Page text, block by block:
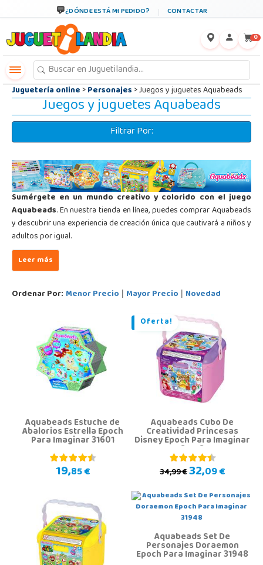
¿DÓNDE ESTÁ MI PEDIDO? CONTACTAR
0
Juguetería online>Personajes> Juegos y juguetes Aquabeads
Juegos y juguetes Aquabeads
Filtrar Por:
Sumérgete en un mundo creativo y colorido con el juego
Aquabeads. En nuestra tienda en línea, puedes comprar Aquabeads
y descubrir una experiencia de creación única que cautivará a niños y
adultos por igual.
Ordenar Por: Menor Precio | Mayor Precio | Novedad
Aquabeads Estuche de
Abalorios Estrella Epoch
Para Imaginar 31601
19,85 €
Oferta!
Aquabeads Cubo De
Creatividad Princesas
Disney Epoch Para Imaginar
31773
34,99 €32,09 €
Aquabeads Set De
Personajes Doraemon
Epoch Para Imaginar 31948